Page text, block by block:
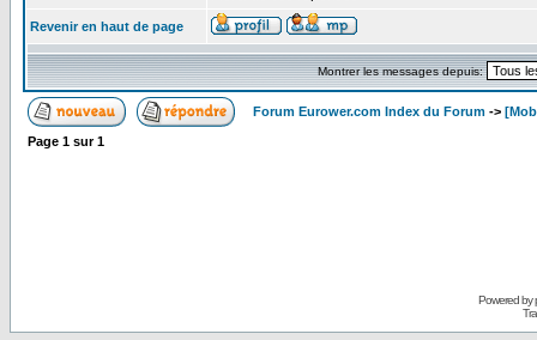
Revenir en haut de page
Montrer les messages depuis:
Forum Eurower.com Index du Forum ->
Page 1 sur1
Powered by